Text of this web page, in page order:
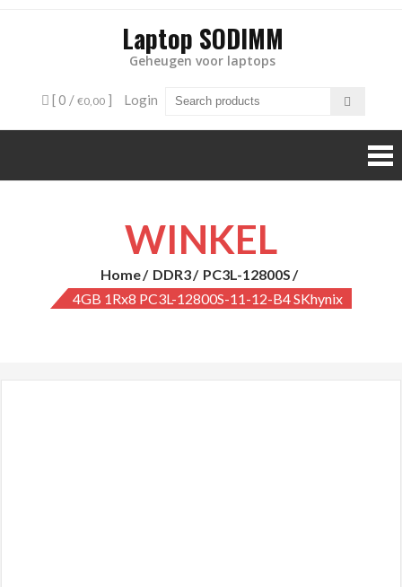
Laptop SODIMM
Geheugen voor laptops
[ 0 / €0,00 ] Login
WINKEL
Home DDR3
PC3L-12800S
4GB 1Rx8 PC3L-12800S-11-12-B4 SKhynix